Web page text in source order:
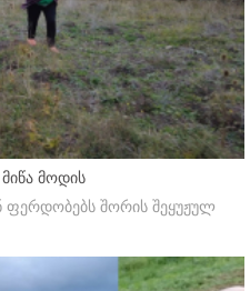
მოდის
ფერდობებს შორის შეყუჟულ